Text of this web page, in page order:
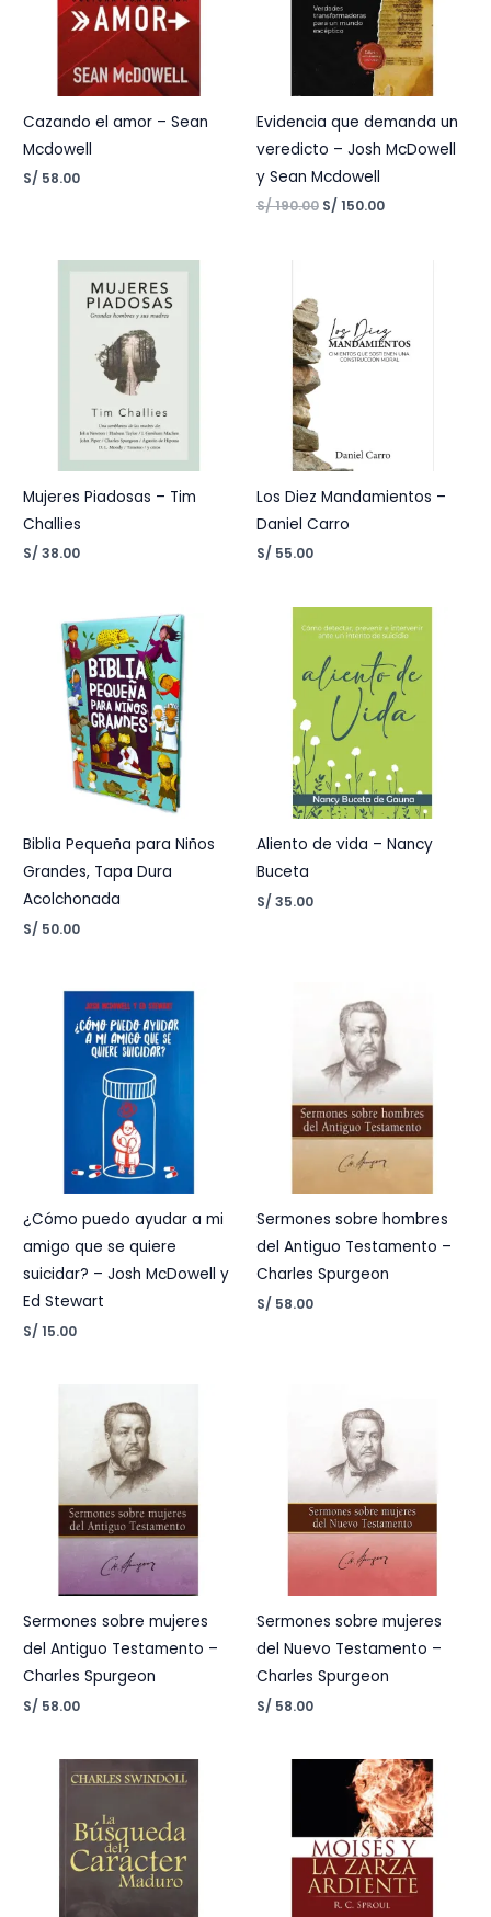
Cazando el amor – Sean
Mcdowell
S/ 58.00
Evidencia que demanda un
veredicto – Josh McDowell
y Sean Mcdowell
S/190.00 S/ 150.00
Mujeres Piadosas – Tim
Challies
S/ 38.00
Los Diez Mandamientos –
Daniel Carro
S/ 55.00
Biblia Pequeña para Niños
Grandes, Tapa Dura
Acolchonada
S/ 50.00
Aliento de vida – Nancy
Buceta
S/ 35.00
¿Cómo puedo ayudar a mi
amigo que se quiere
suicidar? – Josh McDowell y
Ed Stewart
S/ 15.00
Sermones sobre hombres
del Antiguo Testamento –
Charles Spurgeon
S/ 58.00
Sermones sobre mujeres
del Antiguo Testamento –
Charles Spurgeon
S/ 58.00
Sermones sobre mujeres
del Nuevo Testamento –
Charles Spurgeon
S/ 58.00